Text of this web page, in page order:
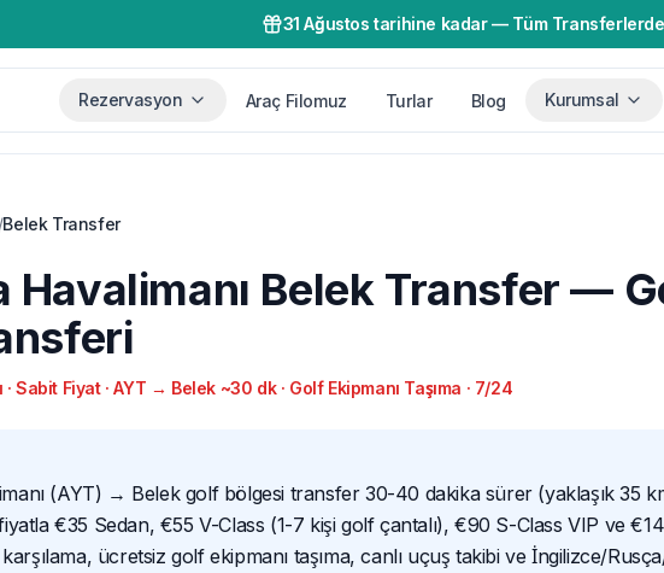
31 Ağustos tarihine kadar— Tüm
Rezervasyon Araç Filomuz Turlar Blog Kurumsal
Belek Transfer
Havalimanı Belek Transfer —
Sabit Fiyat · AYT → Belek ~30 dk · Golf Ekipmanı Taşıma · 7/24
(AYT) → Belek golf bölgesi transfer 30-40 dakika sürer (yaklaşık 35
€35 Sedan, €55 V-Class (1-7 kişi golf çantalı), €90 S-Class VIP ve
ücretsiz golf ekipmanı taşıma, canlı uçuş takibi ve İngilizce/